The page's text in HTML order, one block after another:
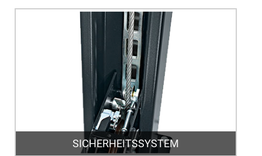
SICHERHEITSSYSTEM